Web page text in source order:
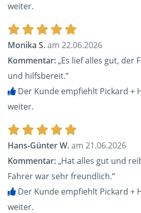
weiter.
Monika S.am 22.06.2026
Kommentar:„Es lief alles gut, der
und hilfsbereit.“
Der Kunde empfiehlt Pickard +
weiter.
Hans-Günter W.am 21.06.2026
Kommentar:„Hat alles gut und
Fahrer war sehr freundlich.“
Der Kunde empfiehlt Pickard +
weiter.